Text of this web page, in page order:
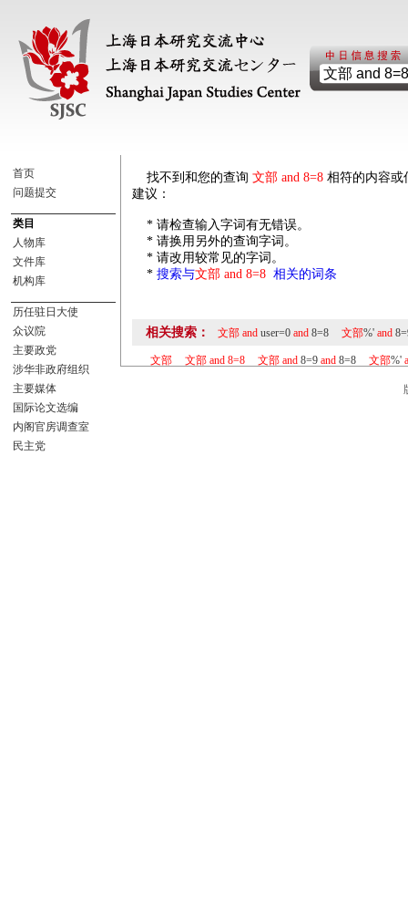
首页
问题提交
类目
人物库
文件库
机构库
历任驻日大使
众议院
主要政党
涉华非政府组织
主要媒体
国际论文选编
内阁官房调查室
民主党
    找不到和您的查询
文部 and 8=8 相符的内容或
建议：
    * 请检查输入字词有无错误。
    * 请换用另外的查询字词。
    * 请改用较常见的字词。
    *
搜索与文部 and 8=8
  相关的词条
相关搜索： 文部 and user=0 and 8=8 文部%' and
文部 文部 and 8=8 文部 and 8=9 and 8=8 文部%'